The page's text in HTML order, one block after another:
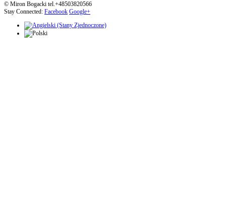
© Miron Bogacki tel.+48503820566
Stay Connected: Facebook Google+